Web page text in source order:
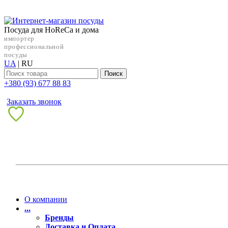
Посуда для HoReCa и дома
импортер
профессиональной
посуды
UA | RU
Поиск
+38‎0 (93) 677 88 83
Заказать звонок
О компании
...
Бренды